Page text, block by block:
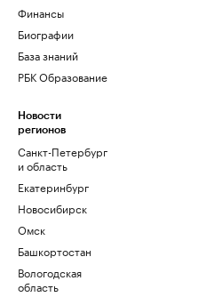
Финансы
Биографии
База знаний
РБК Образование
Новости
регионов
Санкт-Петербург
и область
Екатеринбург
Новосибирск
Омск
Башкортостан
Вологодская
область